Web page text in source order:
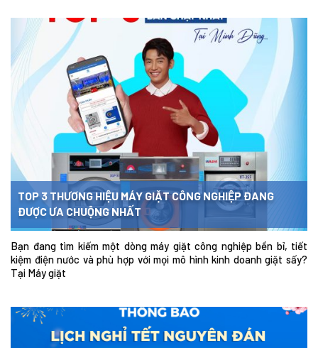
TOP 3 THƯƠNG HIỆU MÁY GIẶT CÔNG NGHIỆP ĐANG
ĐƯỢC ƯA CHUỘNG NHẤT
Bạn đang tìm kiếm một dòng máy giặt công nghiệp bền bỉ, tiết
kiệm điện nước và phù hợp với mọi mô hình kinh doanh giặt sấy?
Tại Máy giặt